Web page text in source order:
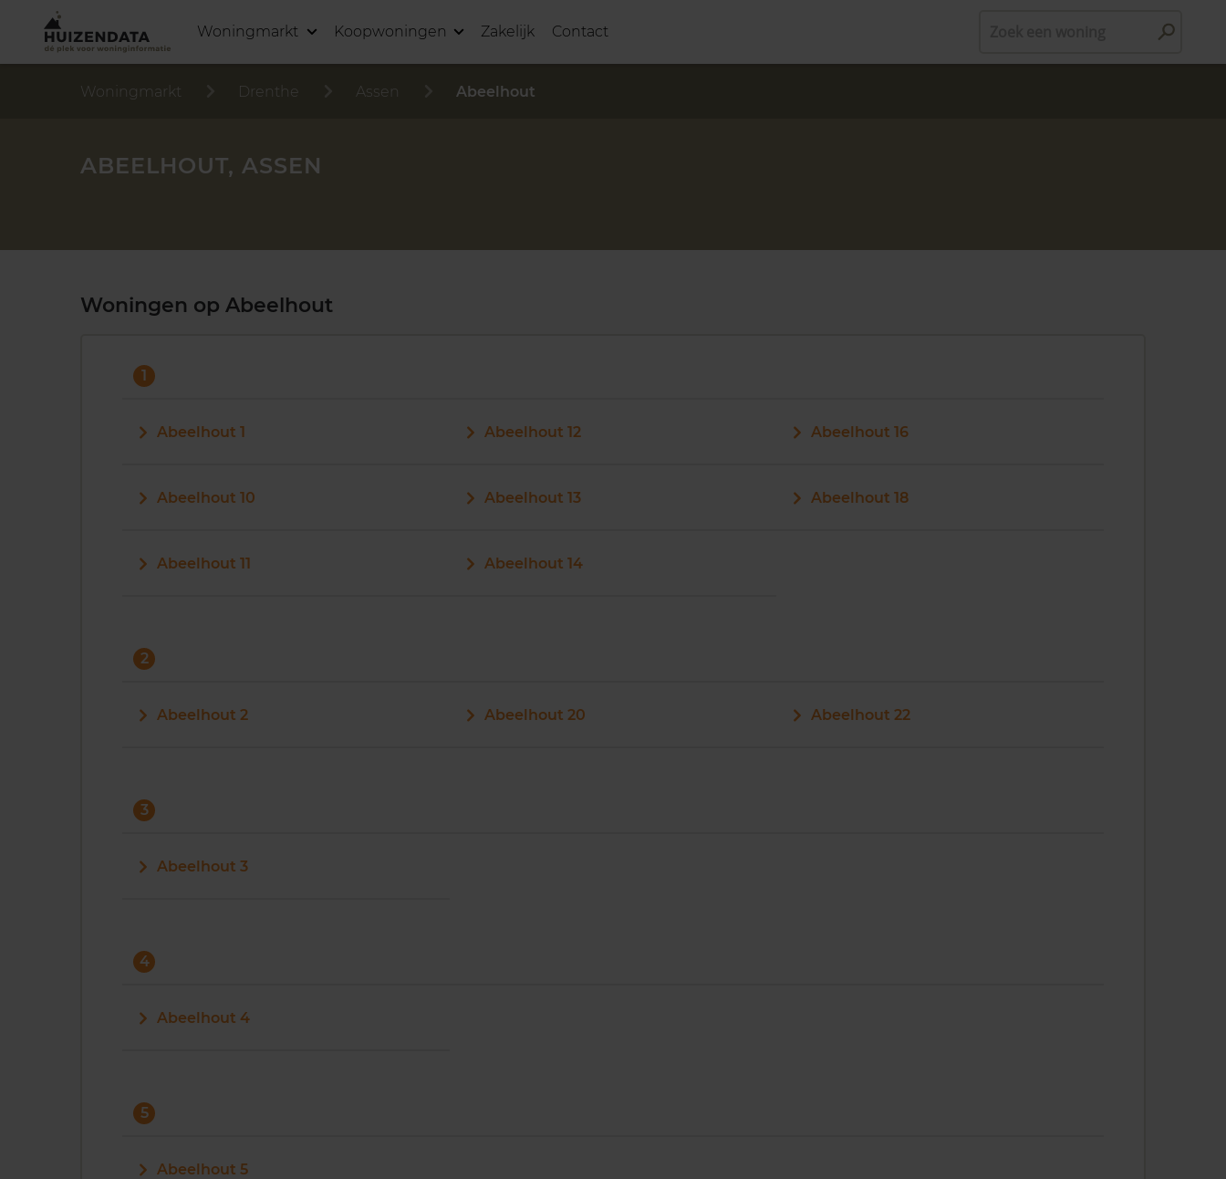
Woningmarkt Koopwoningen Zakelijk Contact
Woningmarkt Drenthe Assen Abeelhout
ABEELHOUT, ASSEN
Woningen op Abeelhout
1
Abeelhout 1
Abeelhout 10
Abeelhout 11
Abeelhout 12
Abeelhout 13
Abeelhout 14
Abeelhout 16
Abeelhout 18
2
Abeelhout 2 Abeelhout 20 Abeelhout 22
3
Abeelhout 3
4
Abeelhout 4
5
Abeelhout 5